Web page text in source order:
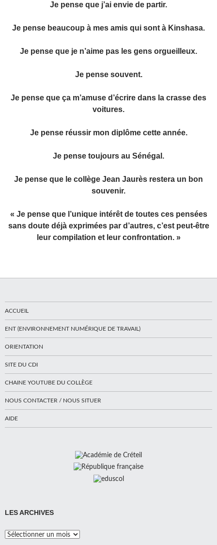
Je pense que j’ai envie de partir.
Je pense beaucoup à mes amis qui sont à Kinshasa.
Je pense que je n’aime pas les gens orgueilleux.
Je pense souvent.
Je pense que ça m’amuse d’écrire dans la crasse des
voitures.
Je pense réussir mon diplôme cette année.
Je pense toujours au Sénégal.
Je pense que le collège Jean Jaurès restera un bon
souvenir.
« Je pense que l’unique intérêt de toutes ces pensées
sans doute déjà exprimées par d’autres, c’est peut-être
leur compilation et leur confrontation. »
ACCUEIL
ENT (ENVIRONNEMENT NUMÉRIQUE DE TRAVAIL)
ORIENTATION
SITE DU CDI
CHAINE YOUTUBE DU COLLÈGE
NOUS CONTACTER / NOUS SITUER
AIDE
LES ARCHIVES
Les